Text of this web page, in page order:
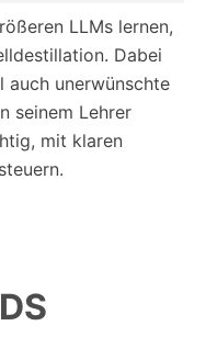
LLMs lernen,
Dabei
auch unerwünschte
seinem Lehrer
mit klaren